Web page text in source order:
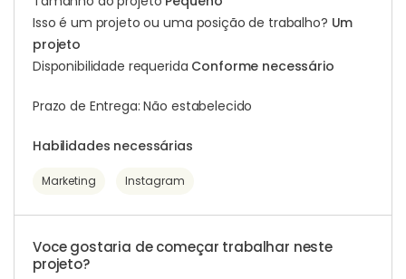
Isso é um projeto ou uma posição de trabalho? Um
projeto
Disponibilidade requerida Conforme necessário
Prazo de Entrega: Não estabelecido
Habilidades necessárias
Marketing Instagram
Voce gostaria de começar trabalhar neste
projeto?